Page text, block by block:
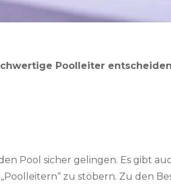
Poolleiter
Pool sicher gelingen. Es gibt
zu stöbern. Zu den